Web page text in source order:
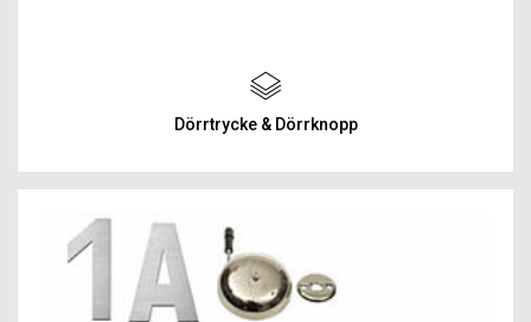
Dörrtrycke & Dörrknopp